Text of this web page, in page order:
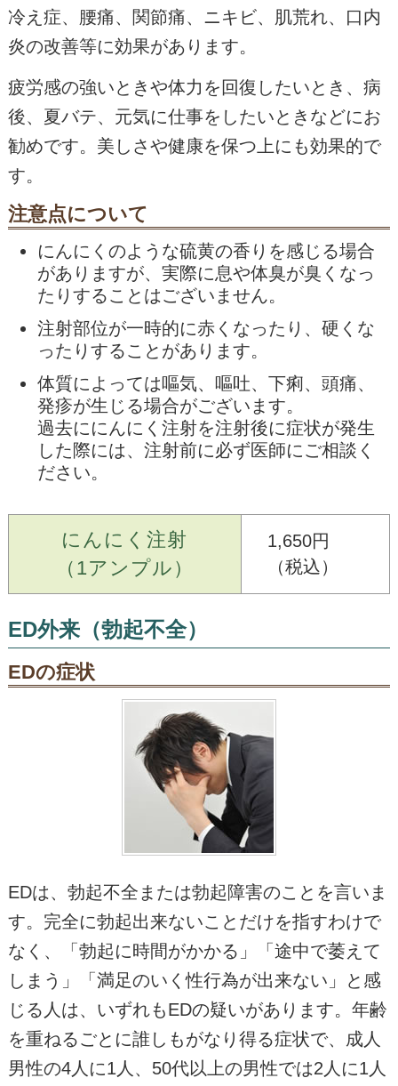
冷え症、腰痛、関節痛、ニキビ、肌荒れ、口内
炎の改善等に効果があります。
疲労感の強いときや体力を回復したいとき、病
後、夏バテ、元気に仕事をしたいときなどにお
勧めです。美しさや健康を保つ上にも効果的で
す。
注意点について
にんにくのような硫黄の香りを感じる場合
がありますが、実際に息や体臭が臭くなっ
たりすることはございません。
注射部位が一時的に赤くなったり、硬くな
ったりすることがあります。
体質によっては嘔気、嘔吐、下痢、頭痛、
発疹が生じる場合がございます。
過去ににんにく注射を注射後に症状が発生
した際には、注射前に必ず医師にご相談く
ださい。
にんにく注射
（1アンプル）
1,650円
（税込）
ED外来（勃起不全）
EDの症状
EDは、勃起不全または勃起障害のことを言いま
す。完全に勃起出来ないことだけを指すわけで
なく、「勃起に時間がかかる」「途中で萎えて
しまう」「満足のいく性行為が出来ない」と感
じる人は、いずれもEDの疑いがあります。年齢
を重ねるごとに誰しもがなり得る症状で、成人
男性の4人に1人、50代以上の男性では2人に1人